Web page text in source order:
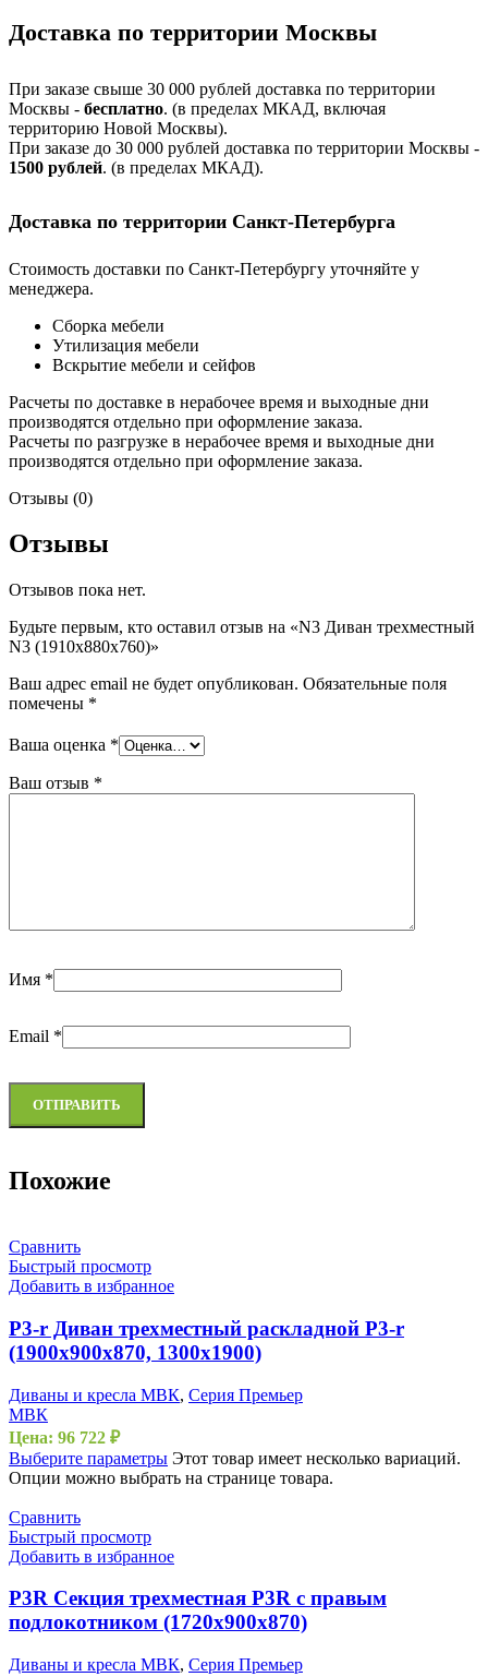
Доставка по территории Москвы
При заказе свыше 30 000 рублей доставка по территории
Москвы - бесплатно. (в пределах МКАД, включая
территорию Новой Москвы).
При заказе до 30 000 рублей доставка по территории Москвы -
1500 рублей. (в пределах МКАД).
Доставка по территории Санкт-Петербурга
Стоимость доставки по Санкт-Петербургу уточняйте у
менеджера.
Сборка мебели
Утилизация мебели
Вскрытие мебели и сейфов
Расчеты по доставке в нерабочее время и выходные дни
производятся отдельно при оформление заказа.
Расчеты по разгрузке в нерабочее время и выходные дни
производятся отдельно при оформление заказа.
Отзывы (0)
Отзывы
Отзывов пока нет.
Будьте первым, кто оставил отзыв на «N3 Диван трехместный
N3 (1910х880х760)»
Ваш адрес email не будет опубликован. Обязательные поля
помечены *
Ваша оценка *
Ваш отзыв *
Имя *
Email *
Похожие
Сравнить
Быстрый просмотр
Добавить в избранное
P3-r Диван трехместный раскладной P3-r
(1900х900х870, 1300х1900)
Диваны и кресла МВК, Серия Премьер
МВК
Цена: 96 722 ₽
Выберите параметры Этот товар имеет несколько вариаций.
Опции можно выбрать на странице товара.
Сравнить
Быстрый просмотр
Добавить в избранное
P3R Секция трехместная P3R с правым
подлокотником (1720х900х870)
Диваны и кресла МВК, Серия Премьер